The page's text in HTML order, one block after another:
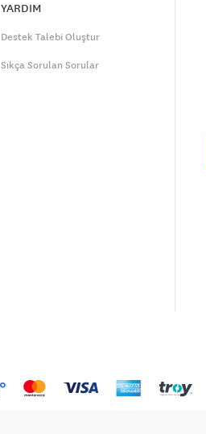
YARDIM
Destek Talebi Oluştur
Sıkça Sorulan Sorular